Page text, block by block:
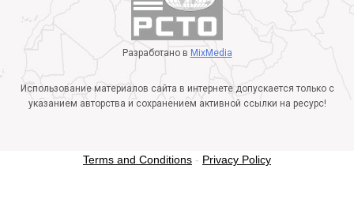
Разработано в MixMedia
Использование материалов сайта в интернете допускается только с
указанием авторства и сохранением активной ссылки на ресурс!
Terms and Conditions - Privacy Policy